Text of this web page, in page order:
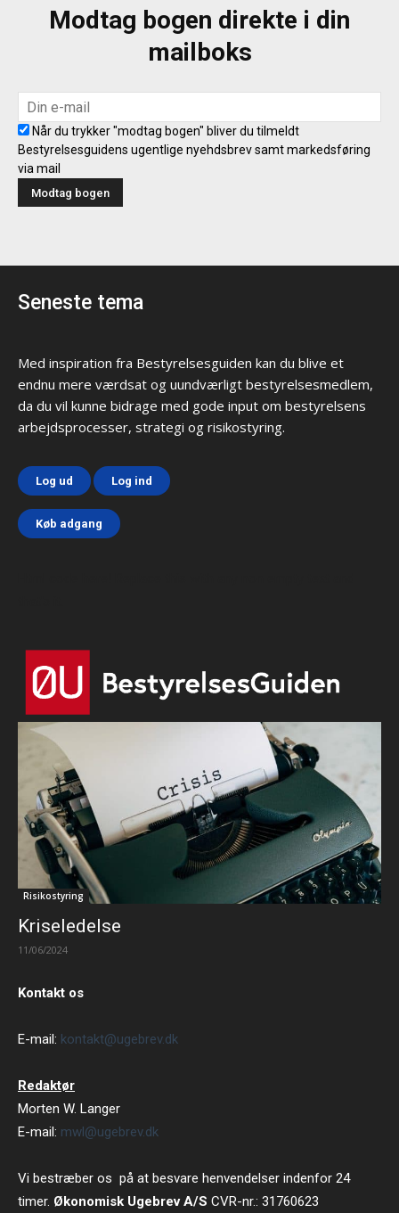
Modtag bogen direkte i din
mailboks
Når du trykker "modtag bogen" bliver du tilmeldt
Bestyrelsesguidens ugentlige nyehdsbrev samt markedsføring
via mail
Seneste tema
Med inspiration fra Bestyrelsesguiden kan du blive et
endnu mere værdsat og uundværligt bestyrelsesmedlem,
da du vil kunne bidrage med gode input om bestyrelsens
arbejdsprocesser, strategi og risikostyring.
Log ud Log ind
Køb adgang
Risikostyring
Kriseledelse
11/06/2024
Kontakt os
E-mail: kontakt@ugebrev.dk
Redaktør
Morten W. Langer
E-mail: mwl@ugebrev.dk
Vi bestræber os på at besvare henvendelser indenfor 24
timer. Økonomisk Ugebrev A/S CVR-nr.: 31760623